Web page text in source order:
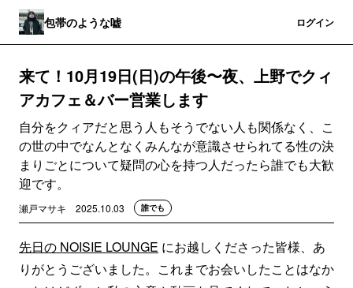
包帯のような嘘 ログイン
来て！10月19日(日)の午後〜夜、上野でクィ
アカフェ＆バー営業します
自分をクィアだと思う人もそうでない人も関係なく、こ
の世の中でなんとなくみんなが意識させられてる性の決
まりごとについて疑問の心を持つ人だったら誰でも大歓
迎です。
瀬戸マサキ 2025.10.03 誰でも
先日の NOISIE LOUNGE にお越しくださった皆様、あ
りがとうございました。これまでお会いしたことはなか